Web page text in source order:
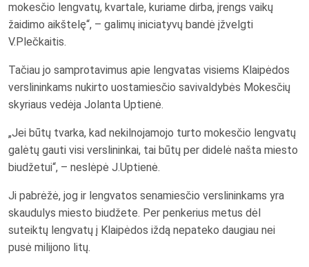
mokesčio lengvatų, kvartale, kuriame dirba, įrengs vaikų
žaidimo aikštelę“, – galimų iniciatyvų bandė įžvelgti
V.Plečkaitis.
Tačiau jo samprotavimus apie lengvatas visiems Klaipėdos
verslininkams nukirto uostamiesčio savivaldybės Mokesčių
skyriaus vedėja Jolanta Uptienė.
„Jei būtų tvarka, kad nekilnojamojo turto mokesčio lengvatų
galėtų gauti visi verslininkai, tai būtų per didelė našta miesto
biudžetui“, – neslėpė J.Uptienė.
Ji pabrėžė, jog ir lengvatos senamiesčio verslininkams yra
skaudulys miesto biudžete. Per penkerius metus dėl
suteiktų lengvatų į Klaipėdos iždą nepateko daugiau nei
pusė milijono litų.